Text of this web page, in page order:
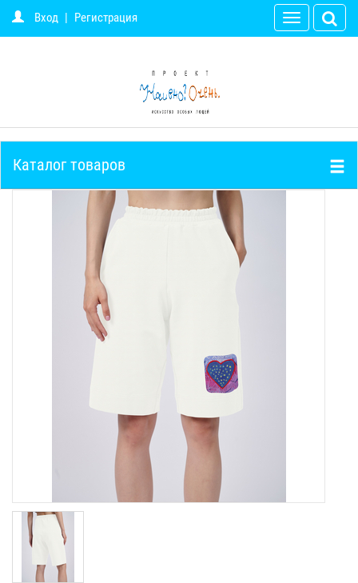
Вход | Регистрация
Toggle
navigation
Каталог товаров